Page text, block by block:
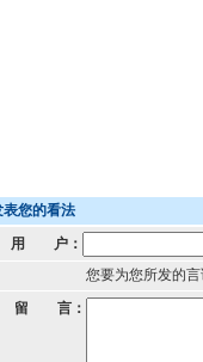
表您的看法
用 户：
您要为您所发的
留 言：